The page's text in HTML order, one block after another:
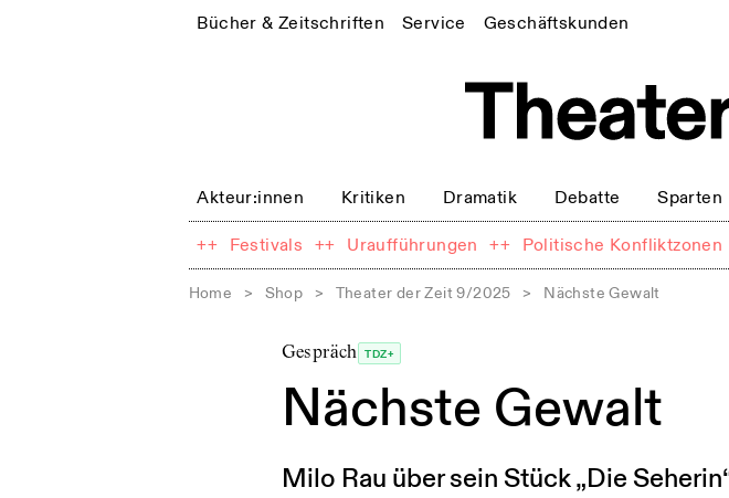
Bücher & Zeitschriften Service Geschäftskunden
Akteur:innen Kritiken Dramatik Debatte Sparten
++ Festivals ++ Uraufführungen ++ Politische Konfliktzonen
Home > Shop > Theater der Zeit 9/2025 > Nächste Gewalt
Gespräch TDZ+
Nächste Gewalt
Milo Rau über sein Stück „Die